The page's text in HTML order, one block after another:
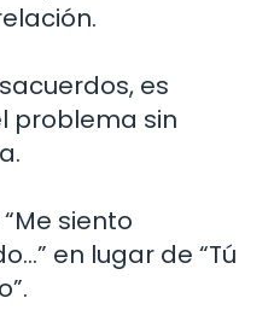
es
problema sin
siento
en lugar de “Tú